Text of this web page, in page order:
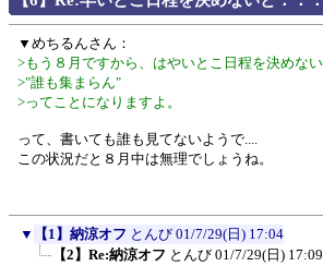
▼めちるんさん：
>もう８月ですから、はやいとこ日程を決めない
>"誰も集まらん"
>ってことになりますよ。
って、書いても誰も見てないようで....
この状況だと８月中は無理でしょうね。
▼ 【1】納涼オフ とんび 01/7/29(日) 17:04
【2】Re:納涼オフ とんび 01/7/29(日) 17:09